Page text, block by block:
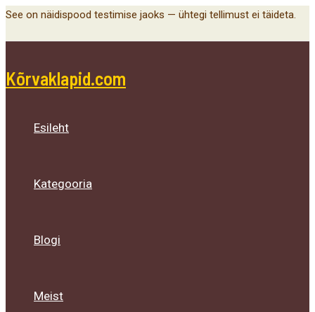
Skip
See on näidispood testimise jaoks — ühtegi tellimust ei täideta.
Kõrvaklapid.com
Esileht
Kategooria
Blogi
Meist
Menu
Toggle
Menu
Toggle
Menu
Toggle
Main
Menu